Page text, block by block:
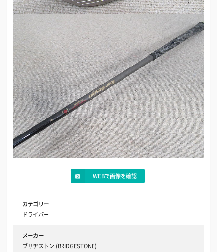
WEBで画像を確認
カテゴリー
ドライバー
メーカー
ブリヂストン (BRIDGESTONE)